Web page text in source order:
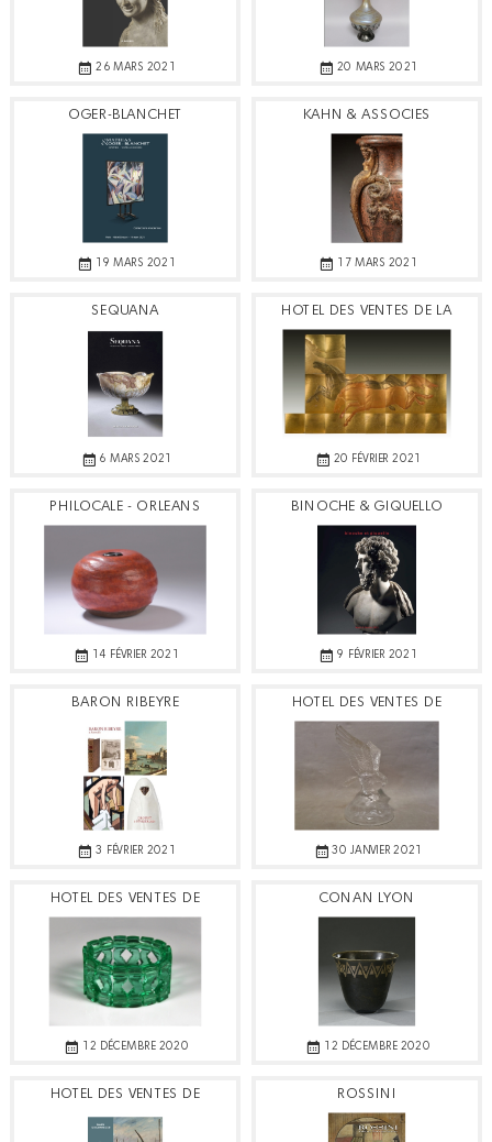
26 MARS 2021 20 MARS 2021
OGER-BLANCHET
19 MARS 2021
KAHN & ASSOCIES
17 MARS 2021
SEQUANA
6 MARS 2021
HOTEL DES VENTES DE LA
PORTE OCEANE
20 FÉVRIER 2021
PHILOCALE - ORLEANS
14 FÉVRIER 2021
BINOCHE & GIQUELLO
9 FÉVRIER 2021
BARON RIBEYRE
3 FÉVRIER 2021
HOTEL DES VENTES DE
TOULON
30 JANVIER 2021
HOTEL DES VENTES DE
CHATELLERAULT
12 DÉCEMBRE 2020
CONAN LYON
12 DÉCEMBRE 2020
HOTEL DES VENTES DE
TOULON
ROSSINI